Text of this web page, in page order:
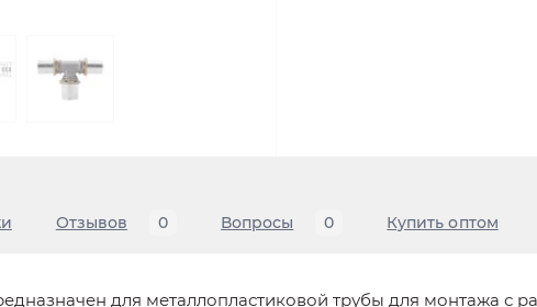
Отзывов 0 Вопросы 0 Купить оптом
для металлопластиковой трубы для монтажа с